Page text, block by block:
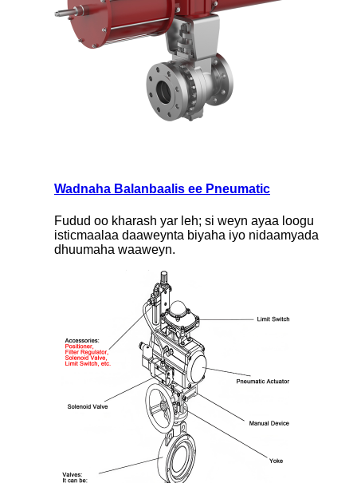
Wadnaha Balanbaalis ee Pneumatic
Fudud oo kharash yar leh; si weyn ayaa loogu
isticmaalaa daaweynta biyaha iyo nidaamyada
dhuumaha waaweyn.